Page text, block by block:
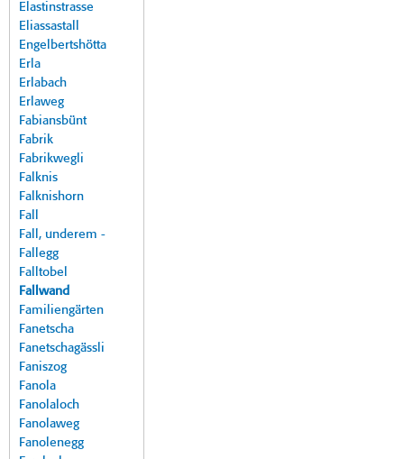
Elastinstrasse
Eliassastall
Engelbertshötta
Erla
Erlabach
Erlaweg
Fabiansbünt
Fabrik
Fabrikwegli
Falknis
Falknishorn
Fall
Fall, underem -
Fallegg
Falltobel
Fallwand
Familiengärten
Fanetscha
Fanetschagässli
Faniszog
Fanola
Fanolaloch
Fanolaweg
Fanolenegg